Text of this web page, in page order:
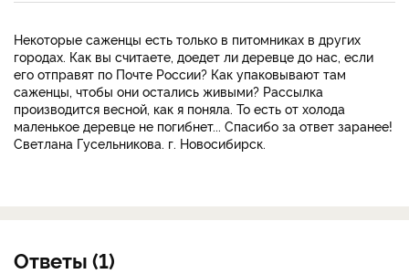
Некоторые саженцы есть только в питомниках в других
городах. Как вы считаете, доедет ли деревце до нас, если
его отправят по Почте России? Как упаковывают там
саженцы, чтобы они остались живыми? Рассылка
производится весной, как я поняла. То есть от холода
маленькое деревце не погибнет... Спасибо за ответ заранее!
Светлана Гусельникова. г. Новосибирск.
Ответы (1)